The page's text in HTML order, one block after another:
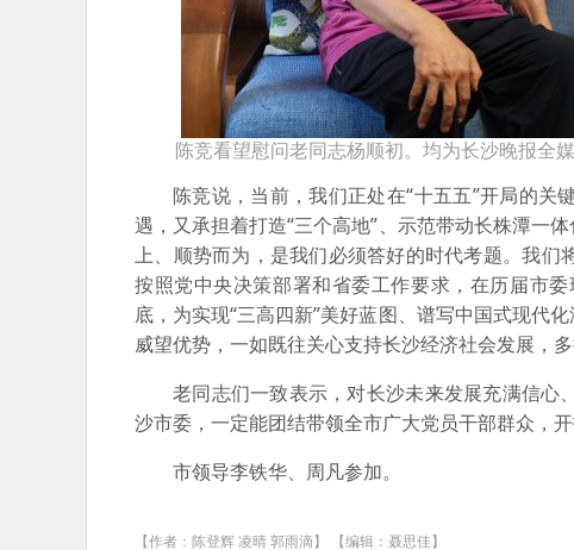
陈竞看望慰问老同志杨顺初。均为长沙晚报全
陈竞说，当前，我们正处在“十五五”开局的
遇，又承担着打造“三个高地”、示范带动长株潭一
上、顺势而为，是我们必须答好的时代考题。我们
按照党中央决策部署和省委工作要求，在历届市
底，为实现“三高四新”美好蓝图、谱写中国式现代
威望优势，一如既往关心支持长沙经济社会发展，
老同志们一致表示，对长沙未来发展充满信心
沙市委，一定能团结带领全市广大党员干部群众，
市领导李铁华、周凡参加。
【作者：陈登辉 凌晴 郭雨滴】 【编辑：聂思佳】